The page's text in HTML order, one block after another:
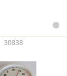
30838